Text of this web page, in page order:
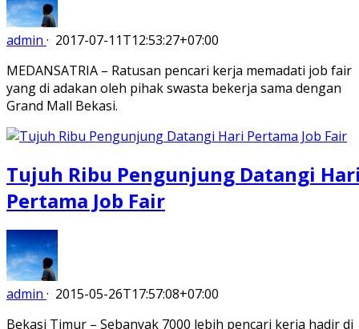
admin · 2017-07-11T12:53:27+07:00
MEDANSATRIA – Ratusan pencari kerja memadati job fair
yang di adakan oleh pihak swasta bekerja sama dengan
Grand Mall Bekasi.
Tujuh Ribu Pengunjung Datangi
Pertama Job Fair
admin · 2015-05-26T17:57:08+07:00
Bekasi Timur – Sebanyak 7000 lebih pencari kerja hadir di